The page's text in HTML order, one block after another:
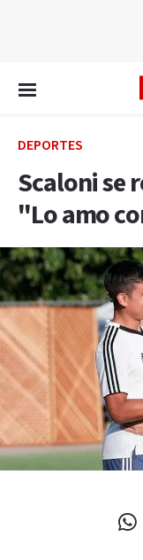
DEPORTES
Scaloni se
"Lo amo